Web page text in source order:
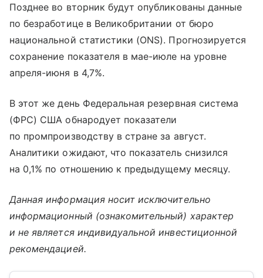
Позднее во вторник будут опубликованы данные
по безработице в Великобритании от бюро
национальной статистики (ONS). Прогнозируется
сохранение показателя в мае-июле на уровне
апреля-июня в 4,7%.
В этот же день Федеральная резервная система
(ФРС) США обнародует показатели
по промпроизводству в стране за август.
Аналитики ожидают, что показатель снизился
на 0,1% по отношению к предыдущему месяцу.
Данная информация носит исключительно
информационный (ознакомительный) характер
и не является индивидуальной инвестиционной
рекомендацией.